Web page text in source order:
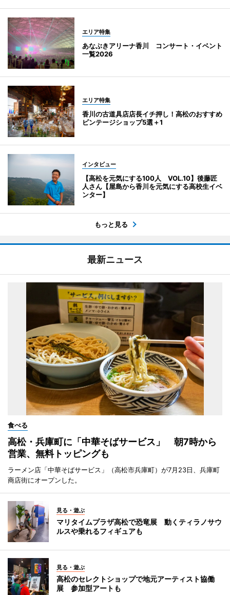
エリア特集
あなぶきアリーナ香川 コンサート・イベント
一覧2026
エリア特集
香川の古道具店店長イチ押し！高松のおすすめ
ビンテージショップ5選＋1
インタビュー
【高松を元気にする100人 VOL.10】後藤匠
人さん【屋島から香川を元気にする高校生イベ
ンター】
もっと見る
最新ニュース
食べる
高松・兵庫町に「中華そばサービス」 朝7時から
営業、無料トッピングも
ラーメン店「中華そばサービス」（高松市兵庫町）が7月23日、兵庫町
商店街にオープンした。
見る・遊ぶ
マリタイムプラザ高松で恐竜展 動くティラノサウ
ルスや乗れるフィギュアも
見る・遊ぶ
高松のセレクトショップで地元アーティスト協働
展 参加型アートも